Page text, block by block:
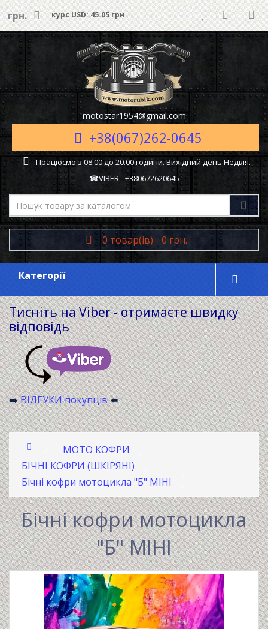
грн. курс USD: 45.05 грн
motostar1954@gmail.com
+38(067)262-0645
Працюємо з 08.00 до 20.00 години. Вихідний день Неділя.
☎VIBER - +380672620645
0 товар(ів) - 0 грн.
Категорії
Тисніть на Viber - отримаєте швидку
відповідь
➡️ ВІДГУКИ покупців ⬅️
МОТО КОФРИ
БІЧНІ КОФРИ (ШКІРЯНІ)
Бічні кофри мотоцикла "Б" МІНІ
Бічні кофри мотоцикла
"Б" МІНІ